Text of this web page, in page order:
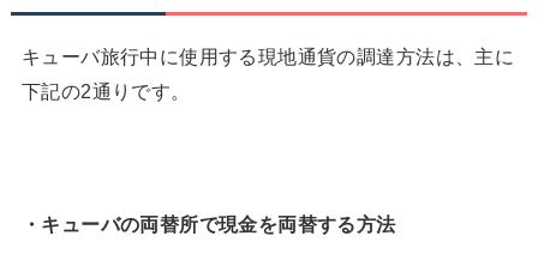
キューバ旅行中に使用する現地通貨の調達方法は、主に
下記の2通りです。
・キューバの両替所で現金を両替する方法